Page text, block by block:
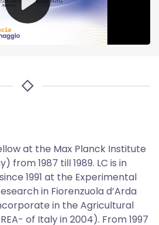
at the Max Planck Institute
from 1987 till 1989. LC is in
1991 at the Experimental
in Fiorenzuola d’Arda
in the Agricultural
of Italy in 2004). From 1997